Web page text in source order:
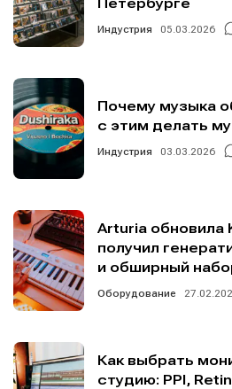
Индустрия 05.03.2026
Почему музыка
с этим делать
Индустрия 03.03.2026
Arturia обновила
получил
и обширный
Оборудование
Как выбрать
студию: PPI,